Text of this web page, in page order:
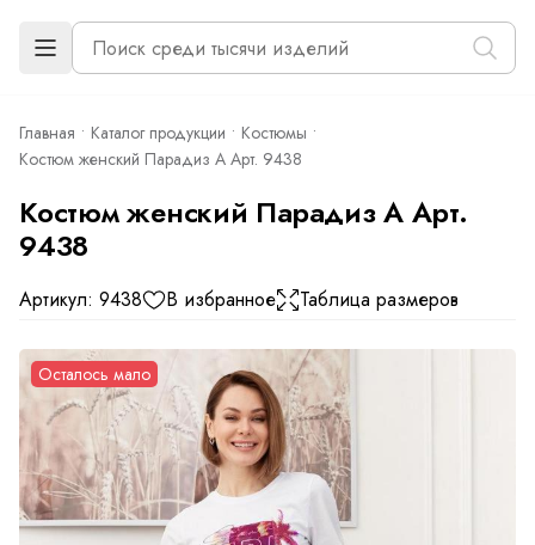
Главная Каталог продукции
Костюмы
Костюм женский Парадиз А Арт. 9438
Костюм женский Парадиз А Арт.
9438
Артикул: 9438 В избранное Таблица размеров
Осталось мало